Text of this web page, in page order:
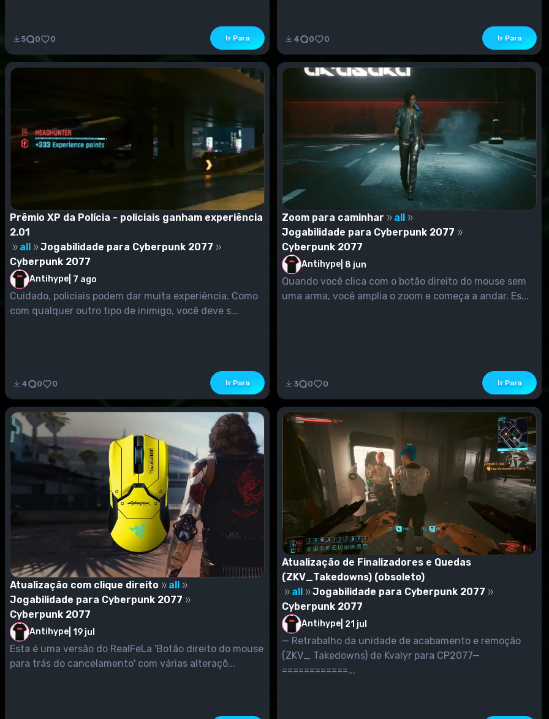
5 0 0 Ir Para 4 0 0 Ir Para
Prêmio XP da Polícia - policiais ganham experiência
2.01
all
Jogabilidade para Cyberpunk 2077
Cyberpunk 2077
Antihype 7 ago
Cuidado, policiais podem dar muita experiência. Como
com qualquer outro tipo de inimigo, você deve s...
4 0 0 Ir Para
Zoom para caminhar
all
Jogabilidade para Cyberpunk 2077
Cyberpunk 2077
Antihype 8 jun
Quando você clica com o botão direito do mouse sem
uma arma, você amplia o zoom e começa a andar. Es...
3 0 0 Ir Para
Atualização com clique direito
all
Jogabilidade para Cyberpunk 2077
Cyberpunk 2077
Antihype 19 jul
Esta é uma versão do RealFeLa 'Botão direito do mouse
para trás do cancelamento' com várias alteraçõ...
Atualização de Finalizadores e Quedas
(ZKV_Takedowns) (obsoleto)
all
Jogabilidade para Cyberpunk 2077
Cyberpunk 2077
Antihype 21 jul
— Retrabalho da unidade de acabamento e remoção
(ZKV_ Takedowns) de Kvalyr para CP2077—
============...